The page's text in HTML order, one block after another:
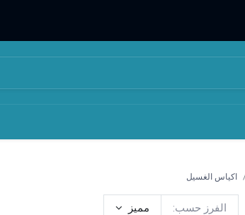
اكياس الغسيل
الفرز حسب: مميز